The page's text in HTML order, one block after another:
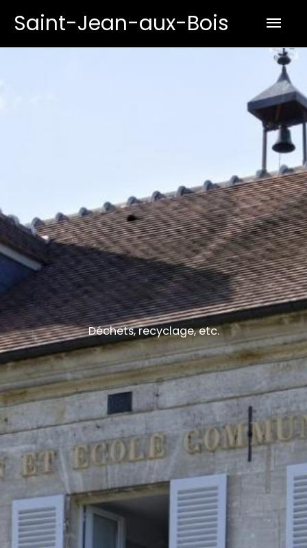
contenu
Saint-Jean-aux-Bois
Déchets, recyclage, etc.